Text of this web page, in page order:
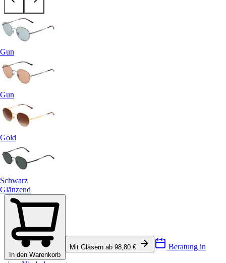
Gun
Gun
Gold
Schwarz
Glänzend
In den Warenkorb
Mit Gläsern ab 98,80 € Beratung in